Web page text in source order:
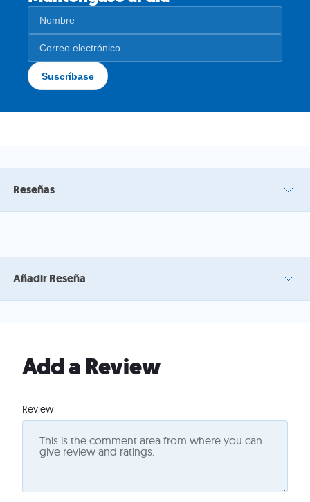
Reseñas
Añadir Reseña
Add a Review
Review